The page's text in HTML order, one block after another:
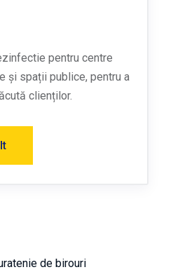
pentru centre
și spații publice, pentru a
clienților.
de birouri